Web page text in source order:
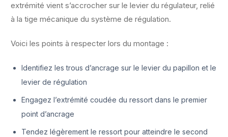
extrémité vient s’accrocher sur le levier du régulateur, relié
à la tige mécanique du système de régulation.
Voici les points à respecter lors du montage :
Identifiez les trous d’ancrage sur le levier du papillon et le
levier de régulation
Engagez l’extrémité coudée du ressort dans le premier
point d’ancrage
Tendez légèrement le ressort pour atteindre le second